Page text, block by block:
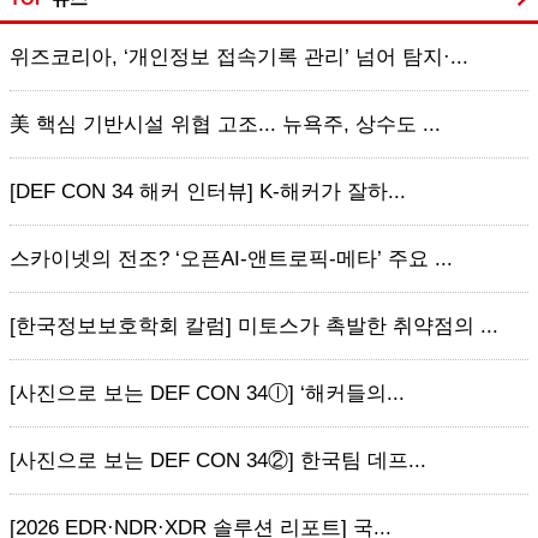
위즈코리아, ‘개인정보 접속기록 관리’ 넘어 탐지·...
美 핵심 기반시설 위협 고조... 뉴욕주, 상수도 ...
[DEF CON 34 해커 인터뷰] K-해커가 잘하...
스카이넷의 전조? ‘오픈AI-앤트로픽-메타’ 주요 ...
[한국정보보호학회 칼럼] 미토스가 촉발한 취약점의 ...
[사진으로 보는 DEF CON 34ⓛ] ‘해커들의...
[사진으로 보는 DEF CON 34②] 한국팀 데프...
[2026 EDR·NDR·XDR 솔루션 리포트] 국...